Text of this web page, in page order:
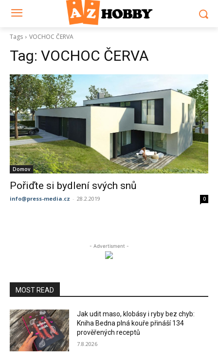
Tags VOCHOC ČERVA
Tag: VOCHOC ČERVA
Domov
Pořiďte si bydlení svých snů
info@press-media.cz - 28.2.2019 0
- Advertisment -
MOST READ
Jak udit maso, klobásy i ryby bez chyb:
Kniha Bedna plná kouře přináší 134
prověřených receptů
7.8.2026